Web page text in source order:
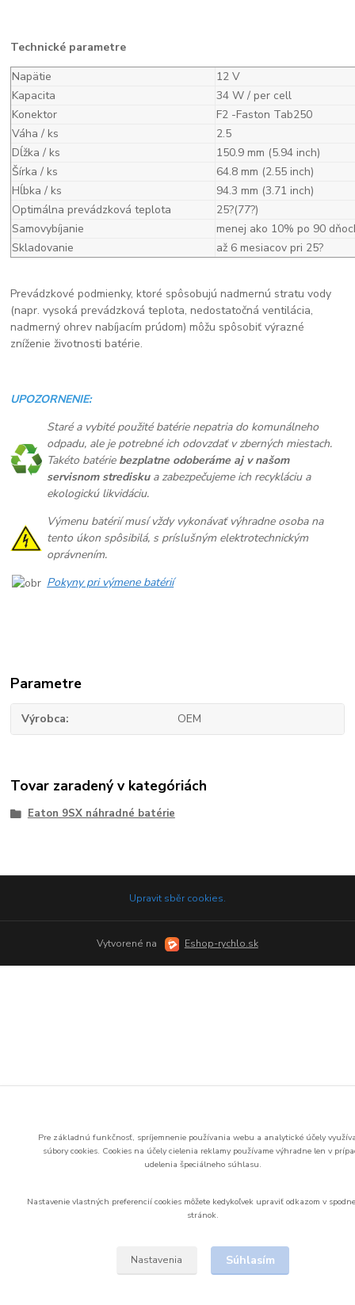
Technické parametre
Napätie
12 V
Kapacita
34 W / per cell
Konektor
F2 -Faston Tab250
Váha / ks
2.5
Dĺžka / ks
150.9 mm (5.94 inch)
Šírka / ks
64.8 mm (2.55 inch)
Hĺbka / ks
94.3 mm (3.71 inch)
Optimálna prevádzková teplota
25?(77?)
Samovybíjanie
menej ako 10% po 90
Skladovanie
až 6 mesiacov pri 25?
Prevádzkové podmienky, ktoré spôsobujú nadmernú stratu vody
(napr. vysoká prevádzková teplota, nedostatočná ventilácia,
nadmerný ohrev nabíjacím prúdom) môžu spôsobiť výrazné
zníženie životnosti batérie.
UPOZORNENIE:
Staré a vybité použité batérie nepatria do komunálneho
odpadu, ale je potrebné ich odovzdať v zberných miestach.
Takéto batérie bezplatne odoberáme aj v našom
servisnom strediskua zabezpečujeme ich recykláciu a
ekologickú likvidáciu.
Výmenu batérií musí vždy vykonávať výhradne osoba na
tento úkon spôsibilá, s príslušným elektrotechnickým
oprávnením.
Pokyny pri výmene batérií
Parametre
Výrobca OEM
Tovar zaradený v kategóriách
Eaton 9SX náhradné batérie
Upravit sběr cookies.
Vytvorené na Eshop-rychlo.sk
Pre základnú funkčnosť, spríjemnenie používania webu a analytické účely
súbory cookies. Cookies na účely cielenia reklamy používame výhradne len v
udelenia špeciálneho súhlasu.
Nastavenie vlastných preferencií cookies môžete kedykoľvek upraviť odkazom v
stránok.
Nastavenia Súhlasím